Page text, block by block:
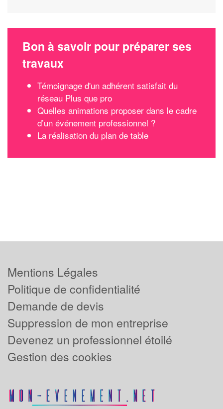
Bon à savoir pour préparer ses
travaux
Témoignage d'un adhérent satisfait du
réseau Plus que pro
Quelles animations proposer dans le cadre
d’un événement professionnel ?
La réalisation du plan de table
Mentions Légales
Politique de confidentialité
Demande de devis
Suppression de mon entreprise
Devenez un professionnel étoilé
Gestion des cookies